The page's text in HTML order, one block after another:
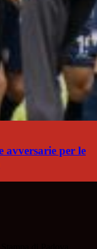
avversarie per le